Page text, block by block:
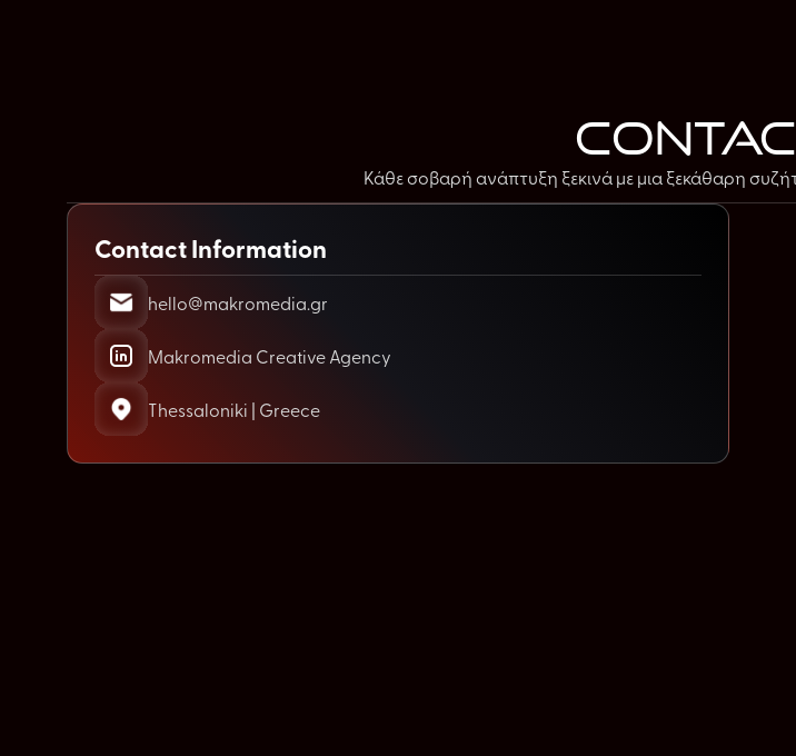
Κάθε σοβαρή ανάπτυξη ξεκινά με μια ξεκάθαρη
Contact Information
hello@makromedia.gr
Makromedia Creative Agency
Thessaloniki | Greece